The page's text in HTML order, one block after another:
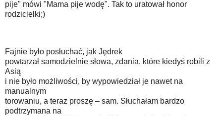
pije" mówi "Mama pije wodę". Tak to uratował honor
rodzicielki;)
Fajnie było posłuchać, jak Jędrek
powtarzał samodzielnie słowa, zdania, które kiedyś robili z
Asią
i nie było możliwości, by wypowiedział je nawet na
manualnym
torowaniu, a teraz proszę – sam. Słuchałam bardzo
podtrzymana na